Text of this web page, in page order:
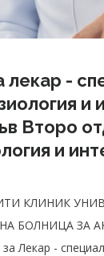
лекар -
и
Второ
и
КЛИНИК
БОЛНИЦА ЗА
Лекар -